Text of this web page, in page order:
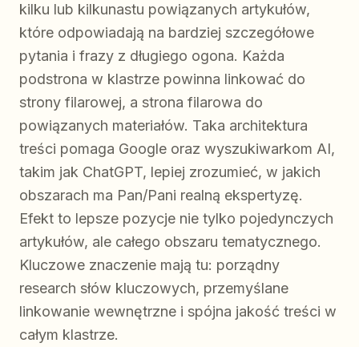
kilku lub kilkunastu powiązanych artykułów,
które odpowiadają na bardziej szczegółowe
pytania i frazy z długiego ogona. Każda
podstrona w klastrze powinna linkować do
strony filarowej, a strona filarowa do
powiązanych materiałów. Taka architektura
treści pomaga Google oraz wyszukiwarkom AI,
takim jak ChatGPT, lepiej zrozumieć, w jakich
obszarach ma Pan/Pani realną ekspertyzę.
Efekt to lepsze pozycje nie tylko pojedynczych
artykułów, ale całego obszaru tematycznego.
Kluczowe znaczenie mają tu: porządny
research słów kluczowych, przemyślane
linkowanie wewnętrzne i spójna jakość treści w
całym klastrze.